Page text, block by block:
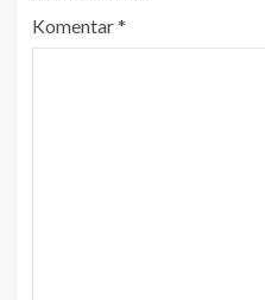
Komentar*